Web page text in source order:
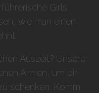
Girls
wie man einen
Auszeit? Unsere
Armen, um dir
schenken. Komm